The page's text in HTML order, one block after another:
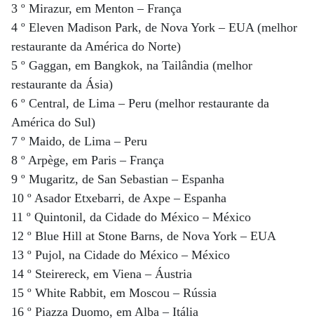
3 º Mirazur, em Menton – França
4 º Eleven Madison Park, de Nova York – EUA (melhor
restaurante da América do Norte)
5 º Gaggan, em Bangkok, na Tailândia (melhor
restaurante da Ásia)
6 º Central, de Lima – Peru (melhor restaurante da
América do Sul)
7 º Maido, de Lima – Peru
8 º Arpège, em Paris – França
9 º Mugaritz, de San Sebastian – Espanha
10 º Asador Etxebarri, de Axpe – Espanha
11 º Quintonil, da Cidade do México – México
12 º Blue Hill at Stone Barns, de Nova York – EUA
13 º Pujol, na Cidade do México – México
14 º Steirereck, em Viena – Áustria
15 º White Rabbit, em Moscou – Rússia
16 º Piazza Duomo, em Alba – Itália